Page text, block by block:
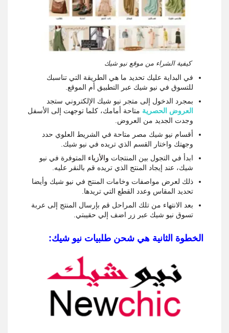
كيفية الشراء من موقع نيو شيك
في البداية عليك تحديد ما هي الطريقة التي تناسبك
للتسوق في نيو شيك عبر التطبيق أم الموقع.
بمجرد الدخول إلى متجر نيو شيك الإلكتروني ستجد
العروض الحصرية متاحة أمامك، كلما توجهت إلى الأسفل
وجدت الجديد من العروض.
أقسام نيو شيك مصر متاحة في الشريط العلوي حدد
وجهتك واختار القسم الذي تريده في نيو شيك.
ابدأ في التجول بين المنتجات والأزياء المتوفرة في نيو
شيك، عند إيجاد المنتج الذي تريده قم بالنقر عليه.
ذلك لعرض مواصفات وخامات المنتج في نيو شيك وأيضا
تحديد المقاس وعدد القطع التي تريدها.
بعد الانتهاء من تلك المراحل قم بإرسال المنتج إلى عربة
تسوق نيو شيك عبر زر اضف إلي حقيبتي.
الخطوة الثانية هي شحن طلبيات نيو شيك: